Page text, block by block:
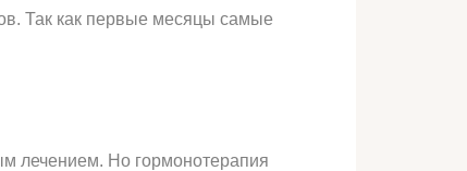
Так как первые месяцы самые
лечением. Но гормонотерапия